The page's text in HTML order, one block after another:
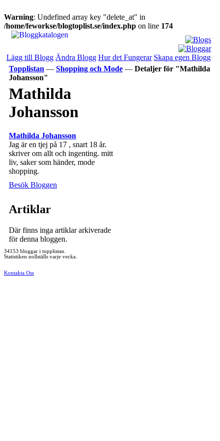
Warning: Undefined array key "delete_at" in
/home/feworkse/blogtoplist.se/index.php on line 174
Lägg till Blogg Ändra Blogg Hur det Fungerar Skapa egen Blogg
Topplistan — Shopping och Mode — Detaljer för "Mathilda
Johansson"
Mathilda
Johansson
Mathilda Johansson
Jag är en tjej på 17 , snart 18 år.
skriver om allt och ingenting. mitt
liv, saker som händer, mode
shopping.
Besök Bloggen
Artiklar
Där finns inga artiklar arkiverade
för denna bloggen.
34153 bloggar i topplistan.
Statistiken nollställs varje vecka.
Kontakta Oss